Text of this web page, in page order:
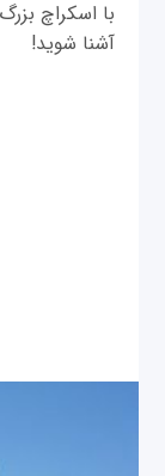
با اسکراچ
آشنا شوید!